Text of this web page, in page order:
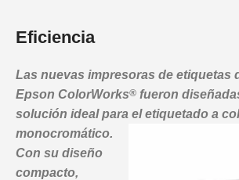
Eficiencia
Las nuevas impresoras de etiquetas
Epson ColorWorks® fueron
solución ideal para el etiquetado a
monocromático.
Con su diseño
compacto,